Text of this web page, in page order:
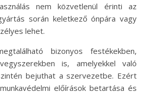
nem közvetlenül érinti az
során keletkező ónpára vagy
lehet.
bizonyos festékekben,
is, amelyekkel való
bejuthat a szervezetbe. Ezért
előírások betartása és